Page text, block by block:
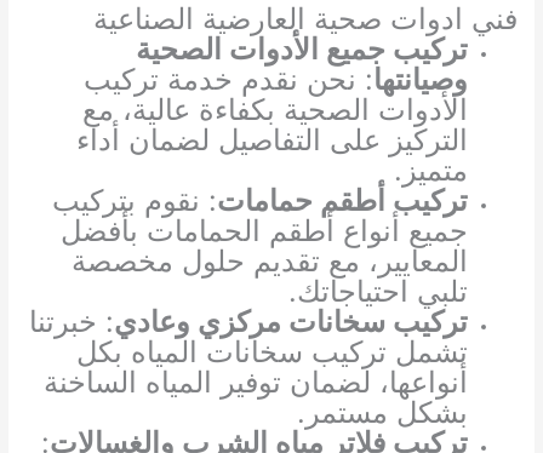
فني ادوات صحية العارضية الصناعية
تركيب جميع الأدوات الصحية
وصيانتها: نحن نقدم خدمة تركيب
الأدوات الصحية بكفاءة عالية، مع
التركيز على التفاصيل لضمان أداء
متميز.
تركيب أطقم حمامات: نقوم بتركيب
جميع أنواع أطقم الحمامات بأفضل
المعايير، مع تقديم حلول مخصصة
تلبي احتياجاتك.
تركيب سخانات مركزي وعادي: خبرتنا
تشمل تركيب سخانات المياه بكل
أنواعها، لضمان توفير المياه الساخنة
بشكل مستمر.
تركيب فلاتر مياه الشرب والغسالات: